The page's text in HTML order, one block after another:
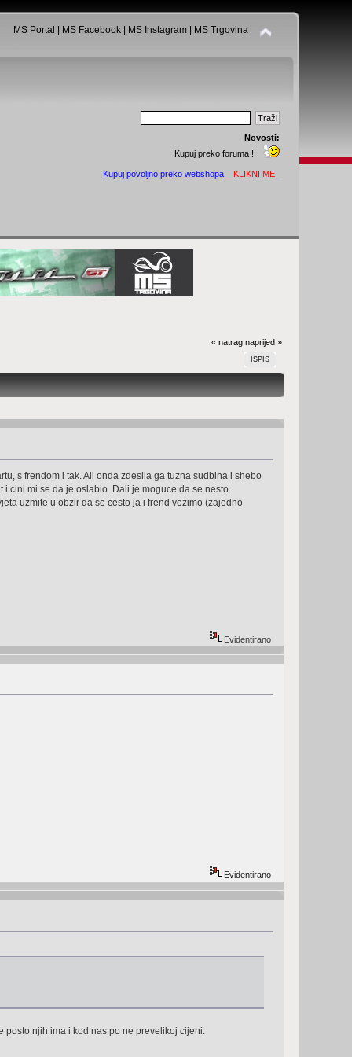
MS Portal MS Facebook| MS Instagram| MS Trgovina
Novosti:
Kupuj preko foruma !!
Kupuj povoljno preko webshopa KLIKNI ME
« natrag naprijed »
ISPIS
s frendom i tak. Ali onda zdesila ga tuzna sudbina i shebo
cini mi se da je oslabio. Dali je moguce da se nesto
uzmite u obzir da se cesto ja i frend vozimo (zajedno
Evidentirano
Evidentirano
posto njih ima i kod nas po ne prevelikoj cijeni.